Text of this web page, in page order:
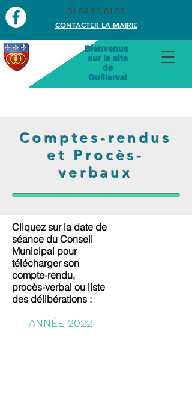
01 64 95 61 03
CONTACTER LA MAIRIE
Bienvenue
sur le site
de
Guillerval
Comptes-rendus
et Procès-
verbaux
Cliquez sur la date de
séance du Conseil
Municipal pour
télécharger son
compte-rendu,
procès-verbal ou liste
des délibérations :
ANNÉE 2022